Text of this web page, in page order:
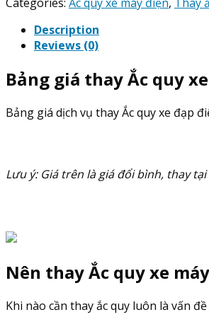
xe
máy
Before
133f
Description
Reviews (0)
Bảng giá thay Ắc quy
Bảng giá dịch vụ thay Ắc quy xe đạp
Lưu ý: Giá trên là giá đổi bình, thay
Nên thay Ắc quy xe
Khi nào cần thay ắc quy luôn là vấn